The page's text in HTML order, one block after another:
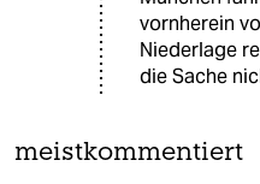
vornherein
Niederlage
die Sache
meistkommentiert